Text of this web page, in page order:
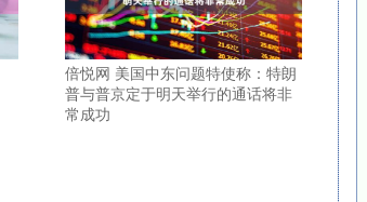
倍悦网 美国中东问题特使称：特朗
普与普京定于明天举行的通话将非
常成功